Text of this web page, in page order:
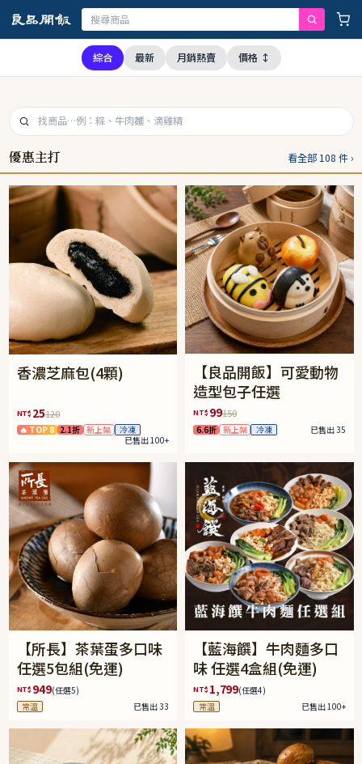
游供應商均未採用問題油品，請安心購買食用
綜合 最新 月銷熱賣 價格 ↕
優惠主打 看全部 108 件 ›
香濃芝麻包(4顆)
NT$ 25120
🔥 TOP 8 2.1折 新上架
冷凍
已售出 100+
【良品開飯】可愛動物
造型包子任選
NT$ 99150
6.6折 新上架 冷凍 已售出 35
【所長】茶葉蛋多口味
任選5包組(免運)
NT$ 949(任選5)
常溫
已售出 33
【藍海饌】牛肉麵多口
味 任選4盒組(免運)
NT$ 1,799(任選4)
常溫
已售出 100+